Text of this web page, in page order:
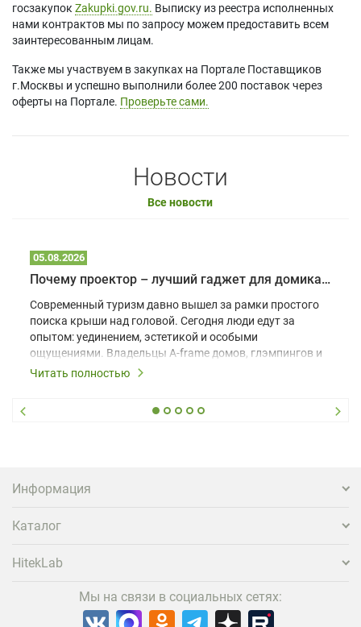
госзакупок Zakupki.gov.ru. Выписку из реестра исполненных
нами контрактов мы по запросу можем предоставить всем
заинтересованным лицам.
Также мы участвуем в закупках на Портале Поставщиков
г.Москвы и успешно выполнили более 200 поставок через
оферты на Портале. Проверьте сами.
Новости
Все новости
05.08.2026
Почему проектор – лучший гаджет для домика в глэмпинге
Современный туризм давно вышел за рамки простого
поиска крыши над головой. Сегодня люди едут за
опытом: уединением, эстетикой и особыми
ощущениями. Владельцы A-frame домов, глэмпингов и
шале понимают, что конкуренция растет, и
вернуться и поделиться впечатлениями в соцсетях,
проектора.
Читать полностью
Информация
Каталог
HitekLab
Мы на связи в социальных сетях: